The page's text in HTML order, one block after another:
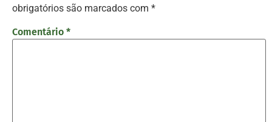
obrigatórios são marcados com *
Comentário *